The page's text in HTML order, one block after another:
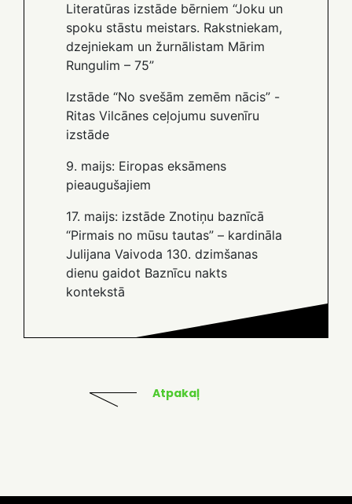
Literatūras izstāde bērniem “Joku un
spoku stāstu meistars. Rakstniekam,
dzejniekam un žurnālistam Mārim
Rungulim – 75”
Izstāde “No svešām zemēm nācis” -
Ritas Vilcānes ceļojumu suvenīru
izstāde
9. maijs: Eiropas eksāmens
pieaugušajiem
17. maijs: izstāde Znotiņu baznīcā
“Pirmais no mūsu tautas” – kardināla
Julijana Vaivoda 130. dzimšanas
dienu gaidot Baznīcu nakts
kontekstā
Atpakaļ